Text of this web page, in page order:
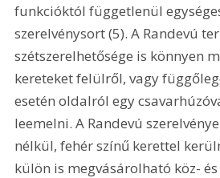
funkcióktól függetlenül
szerelvénysort (5). A Randevú
szétszerelhetősége is könnyen
kereteket felülről, vagy
esetén oldalról egy
leemelni. A Randevú
nélkül, fehér színű kerettel
külön is megvásárolható köz-